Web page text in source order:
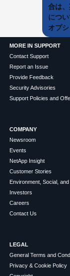
合は
につ
オプ
MORE IN SUPPORT
Contact Support
Report an Issue
Provide Feedback
Security Advisories
Support Policies and
COMPANY
Newsroom
Events
NetApp Insight
Customer Stories
Environment, Social,
Investors
Careers
Contact Us
LEGAL
General Terms and
Privacy & Cookie Policy